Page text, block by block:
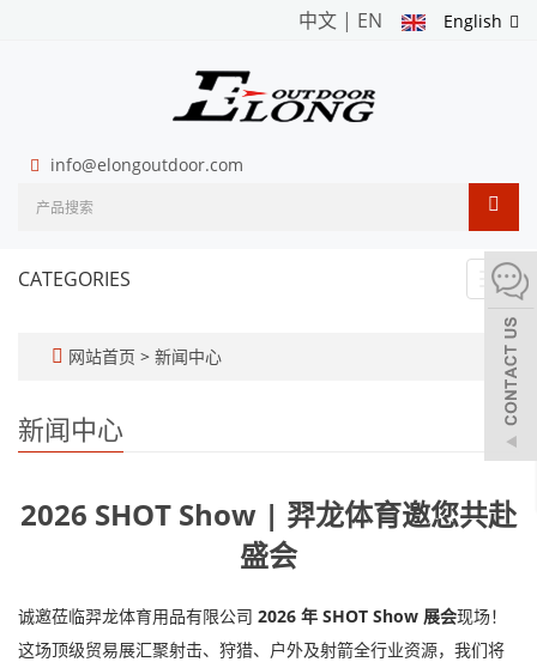
English
中文 | EN
info@elongoutdoor.com
CATEGORIES
网站首页 > 新闻中心
新闻中心
2026 SHOT Show | 羿龙体育邀您共赴
盛会
诚邀莅临羿龙体育用品有限公司 2026 年 SHOT Show 展会现场！
这场顶级贸易展汇聚射击、狩猎、户外及射箭全行业资源，我们将